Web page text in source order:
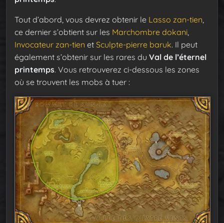
Tout d’abord, vous devrez obtenir le Lasso zan-tien
ce dernier s’obtient sur les Marchombre dokani
Invocateur zan-tien et Sculpte-pierre baruk. Il peut
également s’obtenir sur les rares du Val de l’éternel
printemps. Vous retrouverez ci-dessous les zones
où se trouvent les mobs à tuer :